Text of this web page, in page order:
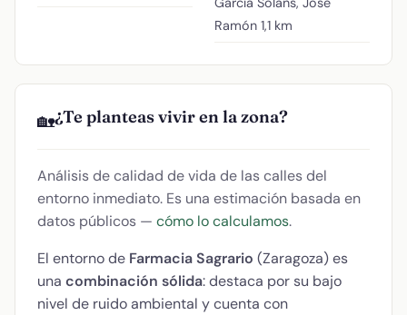
Ramón 1,1 km
🏡¿Te planteas vivir en la zona?
Análisis de calidad de vida de las calles del
entorno inmediato. Es una estimación basada en
datos públicos — cómo lo calculamos.
El entorno de Farmacia Sagrario (Zaragoza) es
una combinación sólida: destaca por su bajo
nivel de ruido ambiental y cuenta con